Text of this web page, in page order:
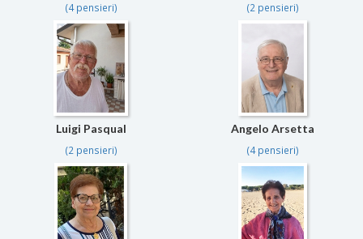
(4 pensieri)
(2 pensieri)
Luigi Pasqual
(2 pensieri)
Angelo Arsetta
(4 pensieri)